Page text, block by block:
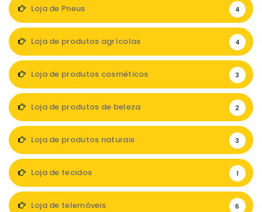
Loja de Pneus 4
Loja de produtos agrícolas 4
Loja de produtos cosméticos 3
Loja de produtos de beleza 2
Loja de produtos naturais 3
Loja de tecidos 1
Loja de telemóveis 6